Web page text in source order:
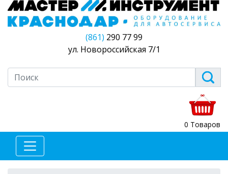
(861) 290 77 99
ул. Новороссийская 7/1
0 Товаров